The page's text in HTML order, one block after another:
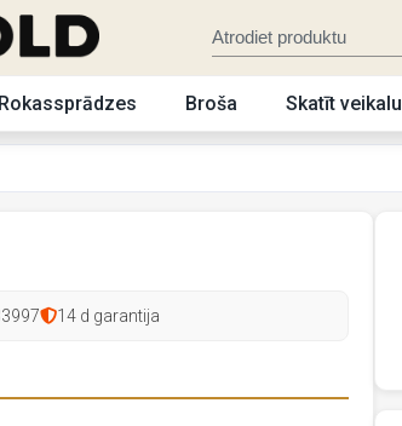
Rokassprādzes Broša Skatīt veikalu
14 d garantija